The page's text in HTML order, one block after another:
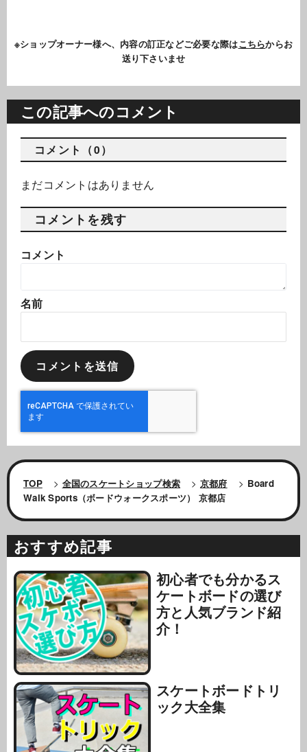
※ショップオーナー様へ、内容の訂正などご必要な際はこちらからお
送り下さいませ
この記事へのコメント
コメント（0）
まだコメントはありません
コメントを残す
コメント
名前
TOP > 全国のスケートショップ検索 > 京都府 > Board
Walk Sports（ボードウォークスポーツ） 京都店
おすすめ記事
初心者でも分かるス
ケートボードの選び
方と人気ブランド紹
介！
スケートボードトリ
ック大全集